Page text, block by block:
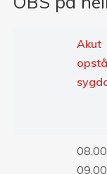
Akut
09.00